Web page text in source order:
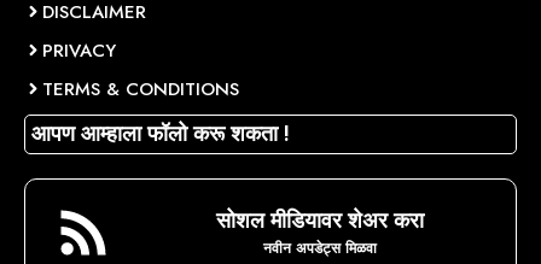
DISCLAIMER
PRIVACY
TERMS & CONDITIONS
आपण आम्हाला फॉलो करू शकता !
सोशल मीडियावर शेअर करा
नवीन अपडेट्स मिळवा